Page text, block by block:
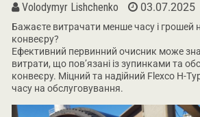
Volodymyr Lishchenko 03.07.2025
Бажаєте витрачати менше часу і грошей
конвеєру?
Ефективний первинний очисник може
витрати, що пов’язані із зупинками та
конвеєру. Міцний та надійний Flexco H-
часу на обслуговування.